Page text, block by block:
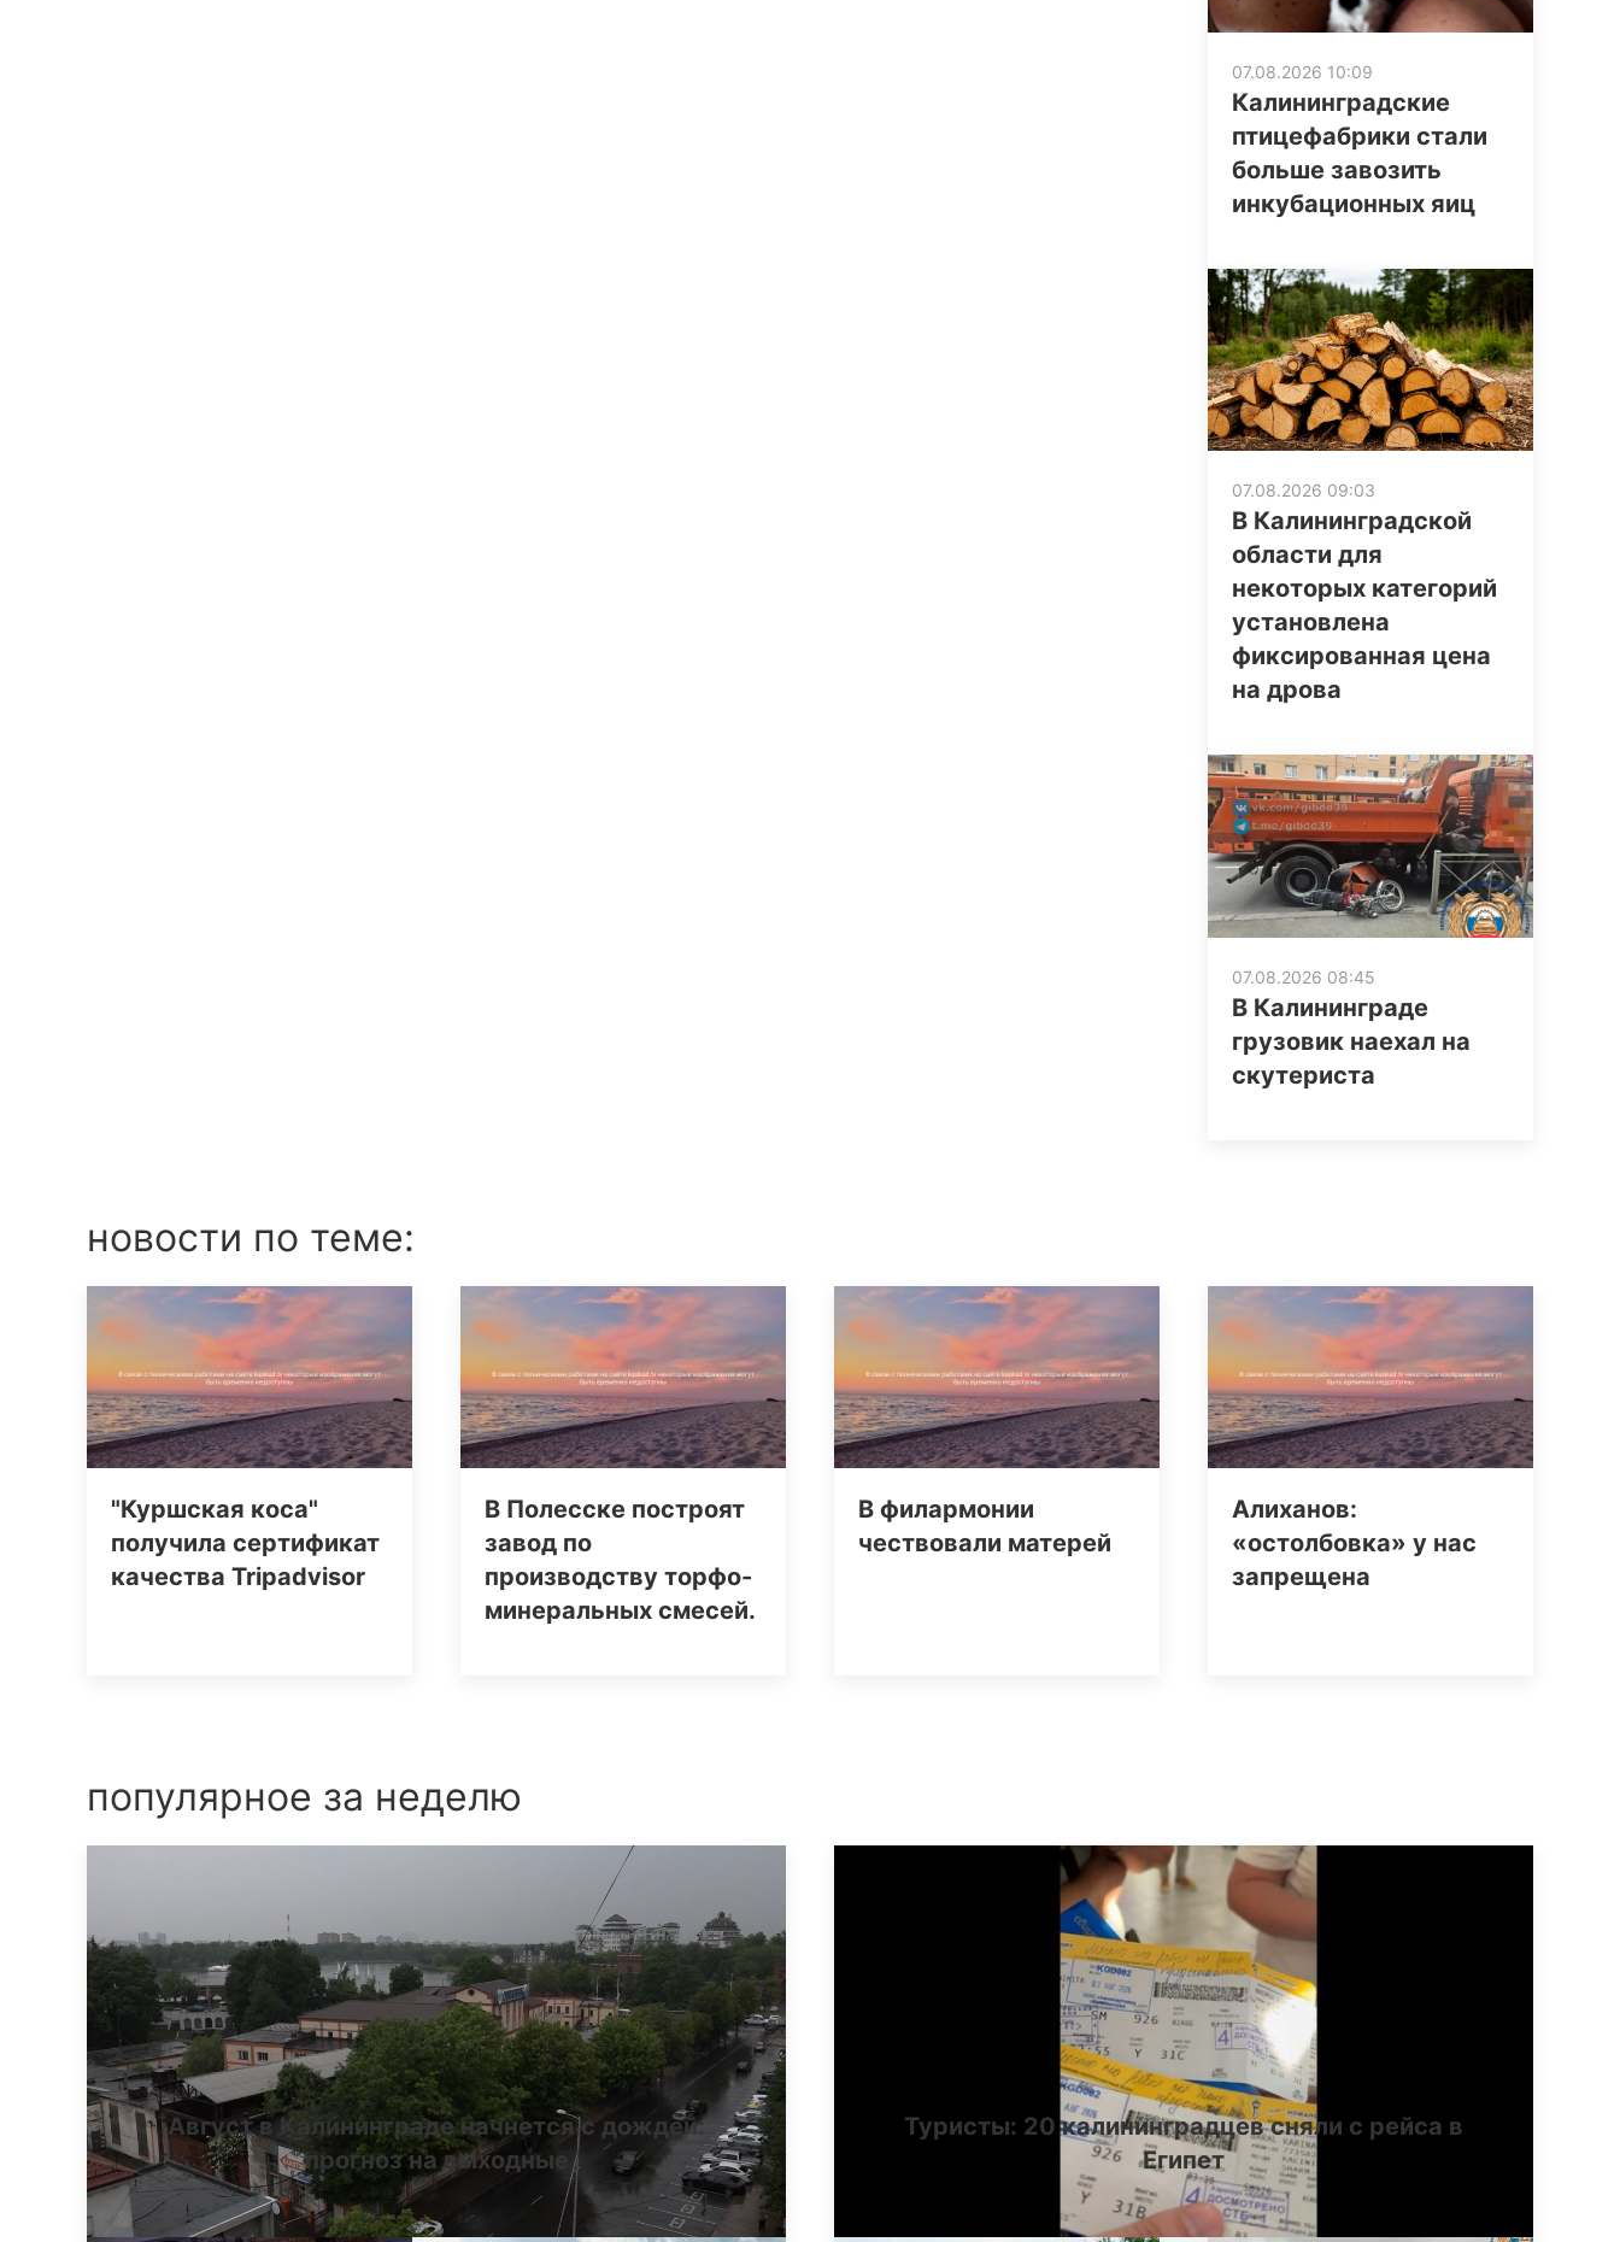
07.08.2026 10:09
Калининградские
птицефабрики стали
больше завозить
инкубационных яиц
07.08.2026 09:03
В Калининградской
области для
некоторых категорий
установлена
фиксированная цена
на дрова
07.08.2026 08:45
В Калининграде
грузовик наехал на
скутериста
новости по теме:
"Куршская коса"
получила сертификат
качества Tripаdvisor
В Полесске построят
завод по
производству торфо-
минеральных смесей.
В филармонии
чествовали матерей
Алиханов:
«остолбовка» у нас
запрещена
популярное за неделю
Август в Калининграде начнется с дождей:
прогноз на выходные
Туристы: 20 калининградцев сняли с рейса в
Египет